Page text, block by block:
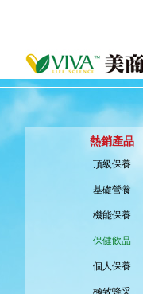
熱銷產品
頂級保養
基礎營養
機能保養
保健飲品
個人保養
極致蜂采